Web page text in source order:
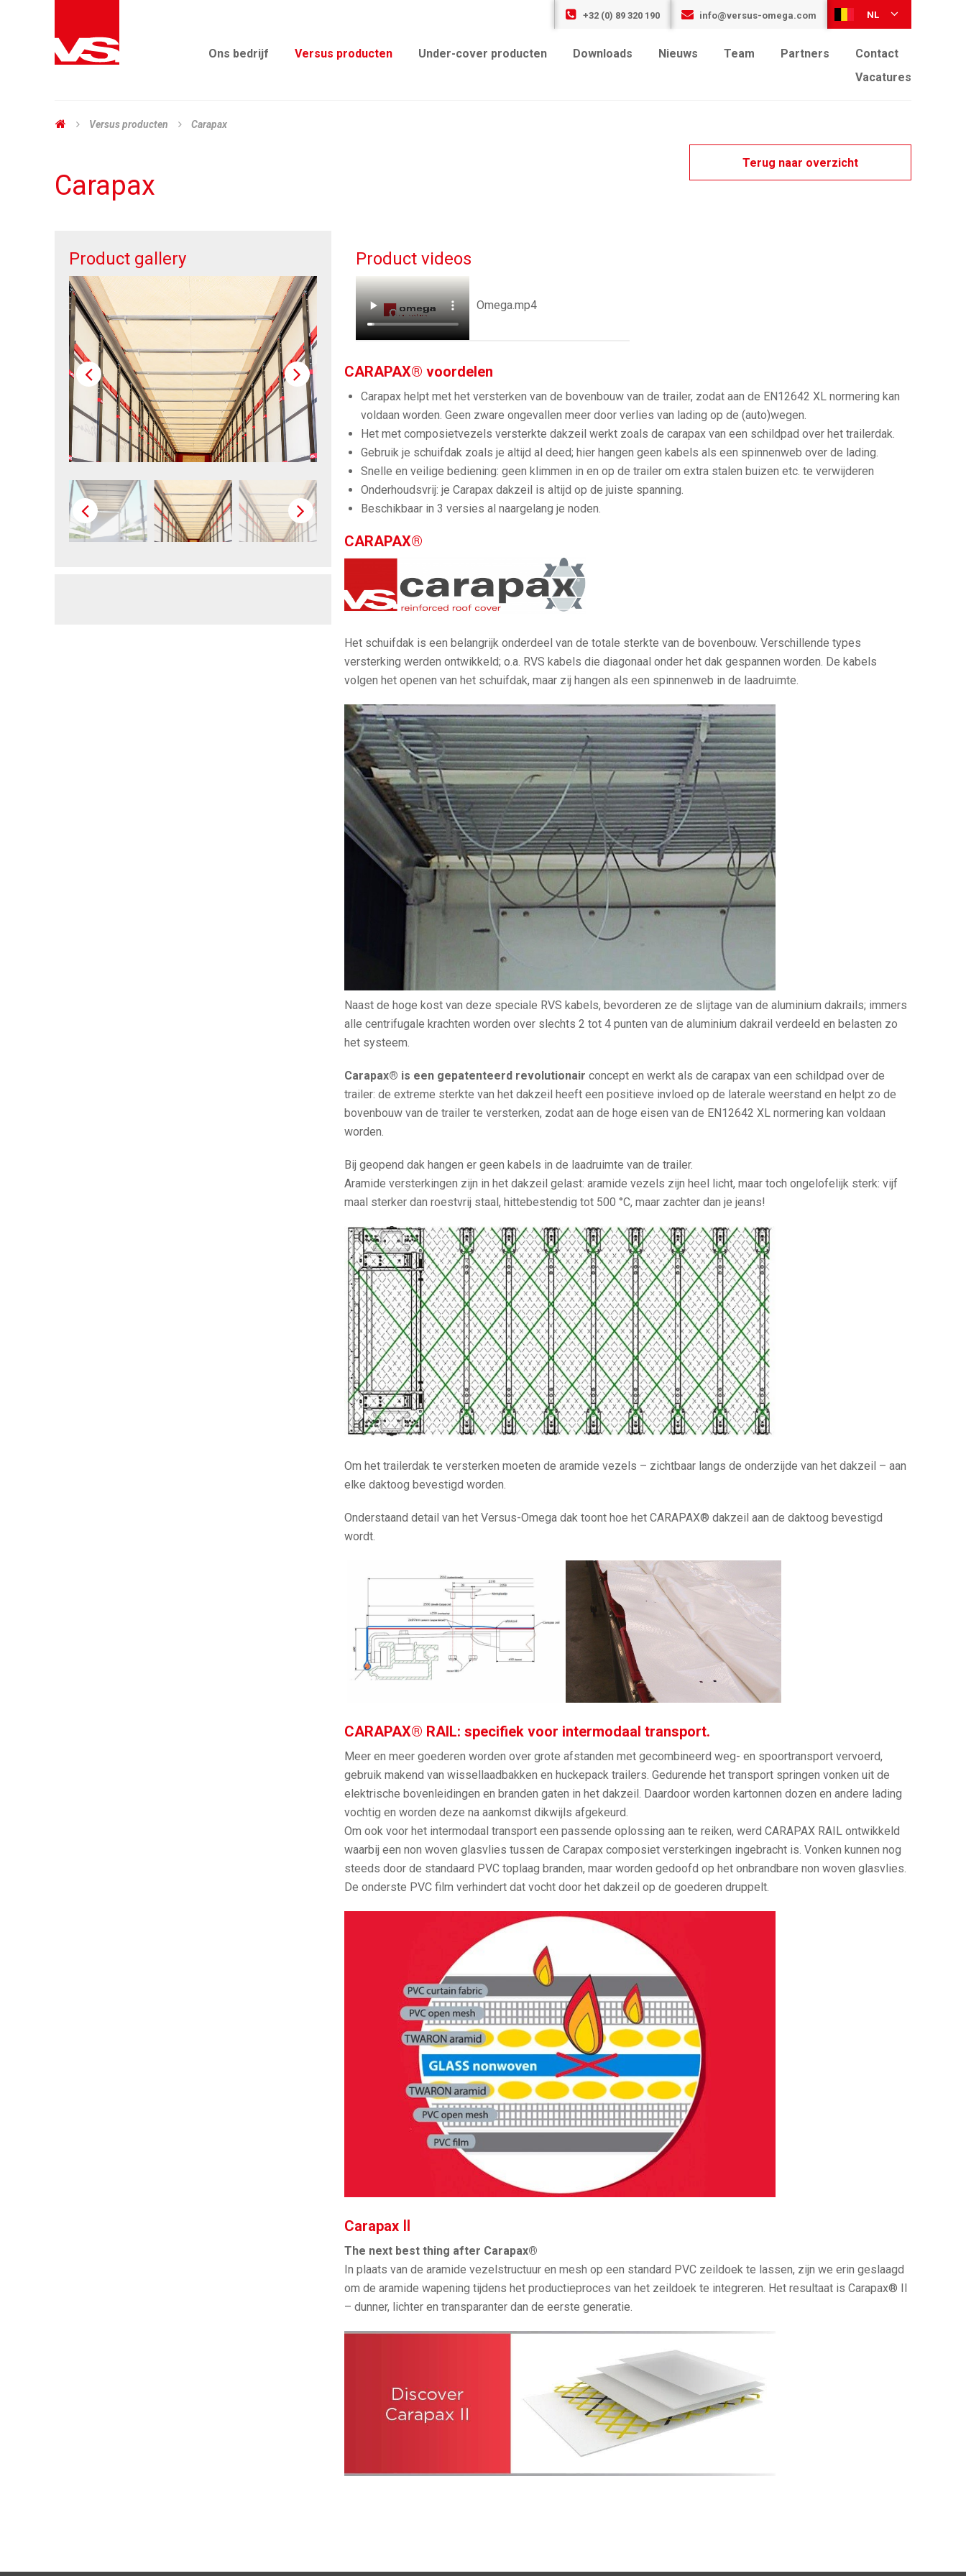
+32 (0) 89 320 190 info@versus-omega.com NL
Ons bedrijf Versus producten Under-cover producten Downloads Nieuws Team Partners
Contact
Vacatures
Versus producten Carapax
Terug naar overzicht
Carapax
Product gallery Product videos
Omega.mp4
CARAPAX® voordelen
Carapax helpt met het versterken van de bovenbouw van de trailer, zodat aan de EN12642 XL normering kan
voldaan worden. Geen zware ongevallen meer door verlies van lading op de (auto)wegen.
Het met composietvezels versterkte dakzeil werkt zoals de carapax van een schildpad over het trailerdak.
Gebruik je schuifdak zoals je altijd al deed; hier hangen geen kabels als een spinnenweb over de lading.
Snelle en veilige bediening: geen klimmen in en op de trailer om extra stalen buizen etc. te verwijderen
Onderhoudsvrij: je Carapax dakzeil is altijd op de juiste spanning.
Beschikbaar in 3 versies al naargelang je noden.
CARAPAX®
Het schuifdak is een belangrijk onderdeel van de totale sterkte van de bovenbouw. Verschillende types
versterking werden ontwikkeld; o.a. RVS kabels die diagonaal onder het dak gespannen worden. De kabels
volgen het openen van het schuifdak, maar zij hangen als een spinnenweb in de laadruimte.
Naast de hoge kost van deze speciale RVS kabels, bevorderen ze de slijtage van de aluminium dakrails; immers
alle centrifugale krachten worden over slechts 2 tot 4 punten van de aluminium dakrail verdeeld en belasten zo
het systeem.
Carapax® is een gepatenteerd revolutionair concept en werkt als de carapax van een schildpad over de
trailer: de extreme sterkte van het dakzeil heeft een positieve invloed op de laterale weerstand en helpt zo de
bovenbouw van de trailer te versterken, zodat aan de hoge eisen van de EN12642 XL normering kan voldaan
worden.
Bij geopend dak hangen er geen kabels in de laadruimte van de trailer.
Aramide versterkingen zijn in het dakzeil gelast: aramide vezels zijn heel licht, maar toch ongelofelijk sterk: vijf
maal sterker dan roestvrij staal, hittebestendig tot 500 °C, maar zachter dan je jeans!
Om het trailerdak te versterken moeten de aramide vezels – zichtbaar langs de onderzijde van het dakzeil – aan
elke daktoog bevestigd worden.
Onderstaand detail van het Versus-Omega dak toont hoe het CARAPAX® dakzeil aan de daktoog bevestigd
wordt.
CARAPAX® RAIL: specifiek voor intermodaal transport.
Meer en meer goederen worden over grote afstanden met gecombineerd weg- en spoortransport vervoerd,
gebruik makend van wissellaadbakken en huckepack trailers. Gedurende het transport springen vonken uit de
elektrische bovenleidingen en branden gaten in het dakzeil. Daardoor worden kartonnen dozen en andere lading
vochtig en worden deze na aankomst dikwijls afgekeurd.
Om ook voor het intermodaal transport een passende oplossing aan te reiken, werd CARAPAX RAIL ontwikkeld
waarbij een non woven glasvlies tussen de Carapax composiet versterkingen ingebracht is. Vonken kunnen nog
steeds door de standaard PVC toplaag branden, maar worden gedoofd op het onbrandbare non woven glasvlies.
De onderste PVC film verhindert dat vocht door het dakzeil op de goederen druppelt.
Carapax Ⅱ
The next best thing after Carapax®
In plaats van de aramide vezelstructuur en mesh op een standard PVC zeildoek te lassen, zijn we erin geslaagd
om de aramide wapening tijdens het productieproces van het zeildoek te integreren. Het resultaat is Carapax® II
– dunner, lichter en transparanter dan de eerste generatie.